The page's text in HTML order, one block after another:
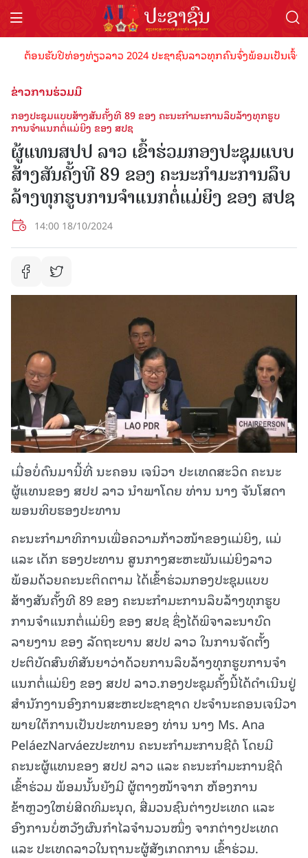
ຕ້ອນຮັບປີທ່ອງທ່ຽວລາວ 2024 ປະຊາຊົນລາວທຸກຄົນຈົ່ງພ້ອມເປັນເຈົ້າ
ຂ່າວການຮ່ວມມື
ກອງປະຊຸມແບບສ້າງສັນຄັ້ງທີ 89 ຂອງ ຄະນະກໍາມະການລຶບລ້າງທຸກຮູບ
ການຈໍາແນກຕໍ່ແມ່ຍິງ ຂອງ ສປຊ
ຜູ້ແທນສປປ ລາວ ເຂົ້າຮ່ວມກອງປະຊຸມແບບ
ສ້າງສັນຄັ້ງທີ 89 ຂອງ ຄະນະກໍາມະການລຶບ
ລ້າງທຸກຮູບການຈໍາແນກຕໍ່ແມ່ຍິງ ຂອງ ສປຊ
14:00 18/10/2024
ເມື່ອບໍ່ດົນມານີ້ທີ່ ນະຄອນ ເຈນິວາ ປະເທດສະວິດ ຄະນະ
ຜູ້ແທນຂອງ ສປປ ລາວ ນໍາພາໂດຍ ທ່ານ ນາງ ຈັນໂສດາ
ພອນທິບຮອງປະທານ
ຄະນະກໍາມາທິການເພື່ອຄວາມກ້າວໜ້າຂອງແມ່ຍິງ, ແມ່
ແລະ ເດັກ ຮອງປະທານ ສູນກາງສະຫະພັນແມ່ຍິງລາວ
ພ້ອມດ້ວຍຄະນະຕິດຕາມ ໄດ້ເຂົ້າຮ່ວມກອງປະຊຸມແບບ
ສ້າງສັນຄັ້ງທີ 89 ຂອງ ຄະນະກໍາມະການລຶບລ້າງທຸກຮູບ
ການຈໍາແນກຕໍ່ແມ່ຍິງ ຂອງ ສປຊ ຊຶ່ງໄດ້ພິຈາລະນາບົດ
ລາຍງານ ຂອງ ລັດຖະບານ ສປປ ລາວ ໃນການຈັດຕັ້ງ
ປະຕິບັດສົນທິສັນຍາວ່າດ້ວຍການລຶບລ້າງທຸກຮູບການຈໍາ
ແນກຕໍ່ແມ່ຍິງ ຂອງ ສປປ ລາວ.ກອງປະຊຸມຄັ້ງນີ້ໄດ້ດໍາເນີນຢູ່
ສໍານັກງານອົງການສະຫະປະຊາຊາດ ປະຈໍານະຄອນເຈນີວາ
ພາຍໃຕ້ການເປັນປະທານຂອງ ທ່ານ ນາງ Ms. Ana
PeláezNarváezປະທານ ຄະນະກໍາມະການຊີດໍ ໂດຍມີ
ຄະນະຜູ້ແທນຂອງ ສປປ ລາວ ແລະ ຄະນະກໍາມະການຊີດໍ
ເຂົ້າຮ່ວມ ພ້ອມນັ້ນຍັງມີ ຜູ້ຕາງໜ້າຈາກ ຫ້ອງການ
ຂ້າຫຼວງໃຫຍ່ສິດທິມະນຸດ, ສື່ມວນຊົນຕ່າງປະເທດ ແລະ
ອົງການບໍ່ຫວັງຜົນກໍາໄລຈຳນວນໜຶ່ງ ຈາກຕ່າງປະເທດ
ແລະ ປະເທດລາວໃນຖານະຜູ້ສັງເກດການ ເຂົ້າຮ່ວມ.